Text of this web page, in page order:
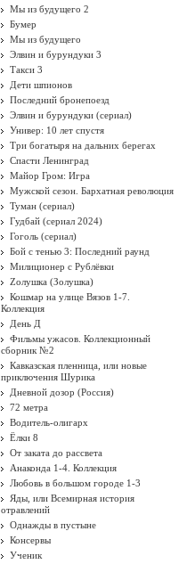
Мы из будущего 2
Бумер
Мы из будущего
Элвин и бурундуки 3
Такси 3
Дети шпионов
Последний бронепоезд
Элвин и бурундуки (сериал)
Универ: 10 лет спустя
Три богатыря на дальних берегах
Спасти Ленинград
Майор Гром: Игра
Мужской сезон. Бархатная революция
Туман (сериал)
Гудбай (сериал 2024)
Гоголь (сериал)
Бой с тенью 3: Последний раунд
Милиционер с Рублёвки
Zолушка (Золушка)
Кошмар на улице Вязов 1-7.
Коллекция
День Д
Фильмы ужасов. Коллекционный
сборник №2
Кавказская пленница, или новые
приключения Шурика
Дневной дозор (Россия)
72 метра
Водитель-олигарх
Ёлки 8
От заката до рассвета
Анаконда 1-4. Коллекция
Любовь в большом городе 1-3
Яды, или Всемирная история
отравлений
Однажды в пустыне
Консервы
Ученик